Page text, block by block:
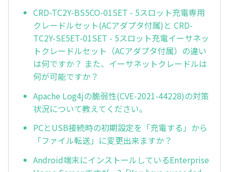
CRD-TC2Y-BS5CO-01SET - 5スロット充電専用
クレードルセット(ACアダプタ付属)と CRD-
TC2Y-SE5ET-01SET - 5スロット充電イーサネッ
トクレードルセット（ACアダプタ付属）の違い
は何ですか？ また、イーサネットクレードルは
何が可能ですか？
Apache Log4jの脆弱性(CVE-2021-44228)の対策
状況について教えてください。
PCとUSB接続時の初期設定を「充電する」から
「ファイル転送」に変更出来ますか？
Android端末にインストールしているEnterprise